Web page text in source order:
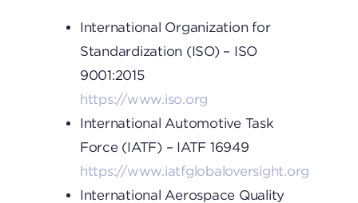
International Organization for
Standardization (ISO) – ISO
9001:2015
https://www.iso.org
International Automotive Task
Force (IATF) – IATF 16949
https://www.iatfglobaloversight.org
International Aerospace Quality